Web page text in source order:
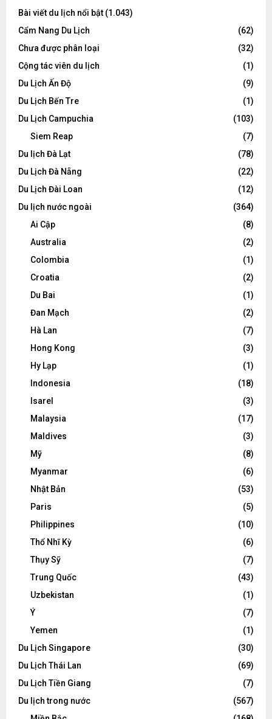
Bài viết du lịch nổi bật (1.043)
Cẩm Nang Du Lịch
(62)
Chưa được phân loại
(32)
Cộng tác viên du lịch
(1)
Du Lịch Ấn Độ
(9)
Du Lịch Bến Tre
(1)
Du Lịch Campuchia
(103)
Siem Reap
(7)
Du lịch Đà Lạt
(78)
Du Lịch Đà Nẵng
(22)
Du Lịch Đài Loan
(12)
Du lịch nước ngoài
(364)
Ai Cập
(8)
Australia
(2)
Colombia
(1)
Croatia
(2)
Du Bai
(1)
Đan Mạch
(2)
Hà Lan
(7)
Hong Kong
(3)
Hy Lạp
(1)
Indonesia
(18)
Isarel
(3)
Malaysia
(17)
Maldives
(3)
Mỹ
(8)
Myanmar
(6)
Nhật Bản
(53)
Paris
(5)
Philippines
(10)
Thổ Nhĩ Kỳ
(6)
Thụy Sỹ
(7)
Trung Quốc
(43)
Uzbekistan
(1)
Ý
(7)
Yemen
(1)
Du Lịch Singapore
(30)
Du Lịch Thái Lan
(69)
Du Lịch Tiền Giang
(7)
Du lịch trong nước
(567)